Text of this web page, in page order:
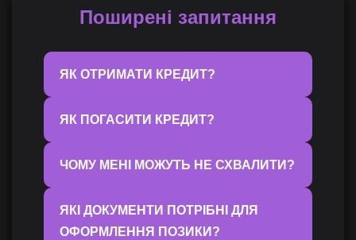
Поширені запитання
ЯК ОТРИМАТИ КРЕДИТ?
ЯК ПОГАСИТИ КРЕДИТ?
ЧОМУ МЕНІ МОЖУТЬ НЕ СХВАЛИТИ?
ЯКІ ДОКУМЕНТИ ПОТРІБНІ ДЛЯ
ОФОРМЛЕННЯ ПОЗИКИ?